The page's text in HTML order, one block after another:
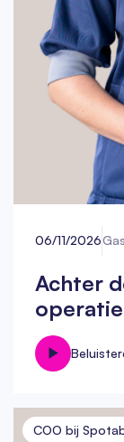
06/11/2026
Achter
COO bij